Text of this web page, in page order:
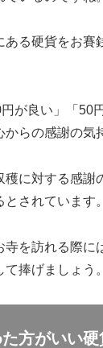
ある硬貨をお賽
が良い」「50
らの感謝の気
穫に対する感謝
されています。
寺を訪れる際に
捧げましょう。
方がいい硬